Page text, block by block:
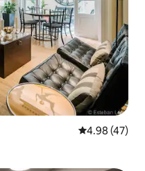
Calificación
4.98 (47)